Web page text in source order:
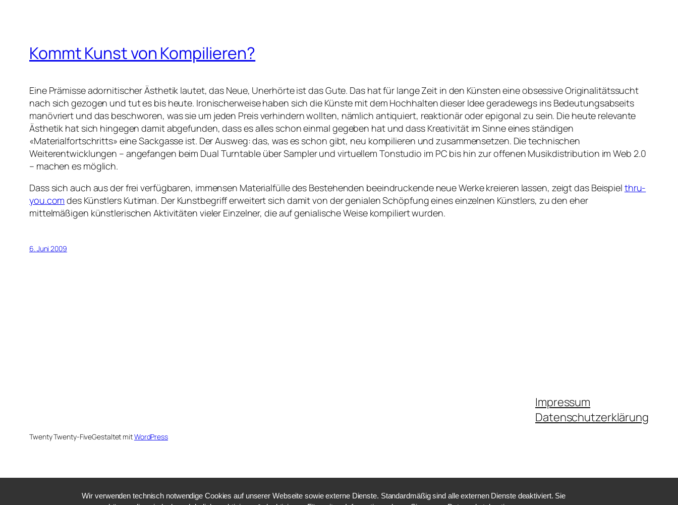
Kommt Kunst von Kompilieren?
Eine Prämisse adornitischer Ästhetik lautet, das Neue, Unerhörte ist das Gute. Das hat für lange Zeit in den Künsten eine obsessive Originalitätssucht
nach sich gezogen und tut es bis heute. Ironischerweise haben sich die Künste mit dem Hochhalten dieser Idee geradewegs ins Bedeutungsabseits
manövriert und das beschworen, was sie um jeden Preis verhindern wollten, nämlich antiquiert, reaktionär oder epigonal zu sein. Die heute relevante
Ästhetik hat sich hingegen damit abgefunden, dass es alles schon einmal gegeben hat und dass Kreativität im Sinne eines ständigen
«Materialfortschritts» eine Sackgasse ist. Der Ausweg: das, was es schon gibt, neu kompilieren und zusammensetzen. Die technischen
Weiterentwicklungen – angefangen beim Dual Turntable über Sampler und virtuellem Tonstudio im PC bis hin zur offenen Musikdistribution im Web 2.0
– machen es möglich.
Dass sich auch aus der frei verfügbaren, immensen Materialfülle des Bestehenden beeindruckende neue Werke kreieren lassen, zeigt das Beispiel thru-
you.com des Künstlers Kutiman. Der Kunstbegriff erweitert sich damit von der genialen Schöpfung eines einzelnen Künstlers, zu den eher
mittelmäßigen künstlerischen Aktivitäten vieler Einzelner, die auf genialische Weise kompiliert wurden.
6. Juni 2009
Impressum
Datenschutzerklärung
Twenty Twenty-FiveGestaltet mitWordPress
Wir verwenden technisch notwendige Cookies auf unserer Webseite sowie externe Dienste. Standardmäßig sind alle externen Dienste deaktiviert. Sie